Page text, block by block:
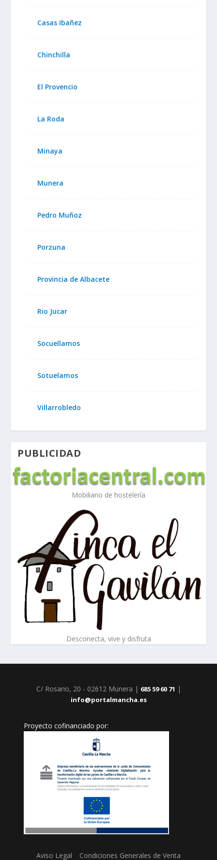
Casas Ibañez
Chinchilla
El Provencio
La Roda
Minaya
Munera
Pedro Muñoz
Porzuna
Provincia de Albacete
Rio Jucar
Socuellamos
Sotuelamos
Villarrobledo
PUBLICIDAD
Mobiliario de hostelería
Desconecta, vive y disfruta
C/ Rosario, 20 - 02612 Munera | 685 59 60 71 |
info@portalmancha.es
Proyecto cofinanciado por:
Aviso Legal Condiciones Generales de Venta